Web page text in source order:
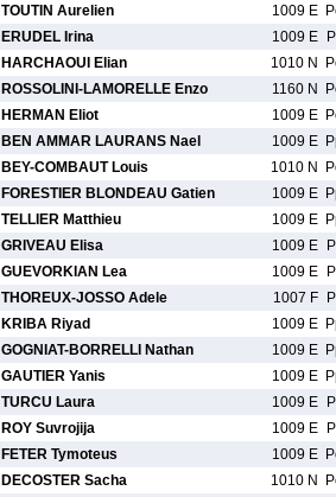
TOUTIN Aurelien 1009 E
ERUDEL Irina 1009 E
HARCHAOUI Elian 1010 N
ROSSOLINI-LAMORELLE Enzo 1160 N
HERMAN Eliot 1009 E
BEN AMMAR LAURANS Nael 1009 E
BEY-COMBAUT Louis 1010 N
FORESTIER BLONDEAU Gatien 1009 E
TELLIER Matthieu 1009 E
GRIVEAU Elisa 1009 E
GUEVORKIAN Lea 1009 E
THOREUX-JOSSO Adele 1007 F
KRIBA Riyad 1009 E
GOGNIAT-BORRELLI Nathan 1009 E
GAUTIER Yanis 1009 E
TURCU Laura 1009 E
ROY Suvrojija 1009 E
FETER Tymoteus 1009 E
DECOSTER Sacha 1010 N